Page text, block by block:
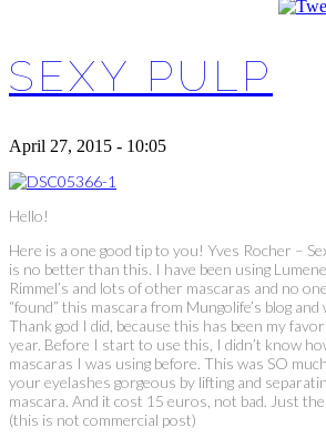
SEXY PULP
April 27, 2015 - 10:05
Hello!
Here is a one good tip to you! Yves Rocher –
is no better than this. I have been using
Rimmel’s and lots of other mascaras and no
“found” this mascara from Mungolife’s blog
Thank god I did, because this has been my
year. Before I start to use this, I didn’t know
mascaras I was using before. This was SO
your eyelashes gorgeous by lifting and
mascara. And it cost 15 euros, not bad. Just the
(this is not commercial post)